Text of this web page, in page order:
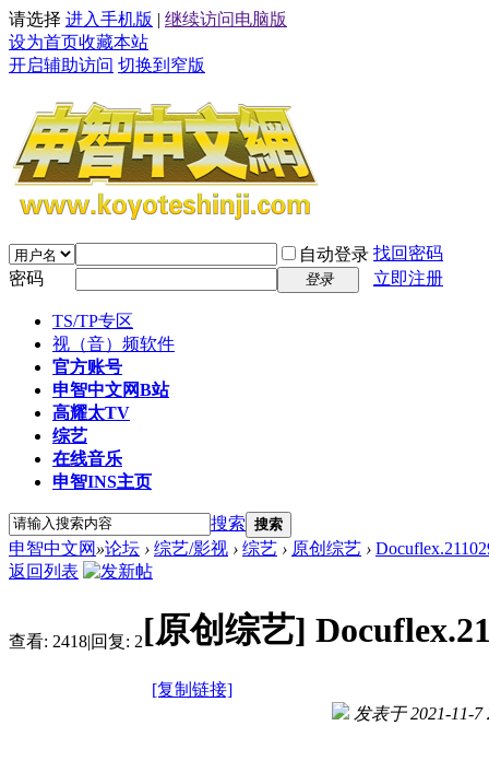
请选择 进入手机版 | 继续访问电脑版
设为首页收藏本站
开启辅助访问 切换到窄版
自动登录 找回密码
密码
登录 立即注册
TS/TP专区
视（音）频软件
官方账号
申智中文网B站
高耀太TV
综艺
在线音乐
申智INS主页
搜索 搜索
申智中文网 »论坛 › 综艺/影视 › 综艺 › 原创综艺 ›
返回列表
查看: 2418|回复: 2[原创综艺]
[复制链接]
发表于 2021-11-7